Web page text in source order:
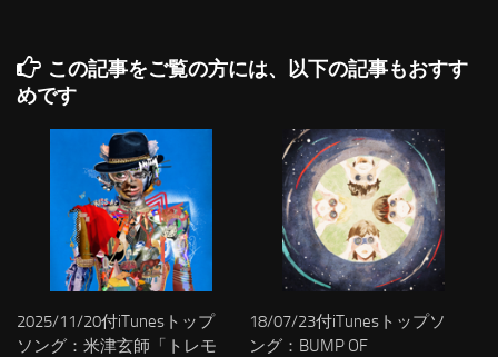
この記事をご覧の方には、以下の記事もおすす
めです
2025/11/20付iTunesトップ
ソング：米津玄師「トレモ
18/07/23付iTunesトップソ
ング：BUMP OF